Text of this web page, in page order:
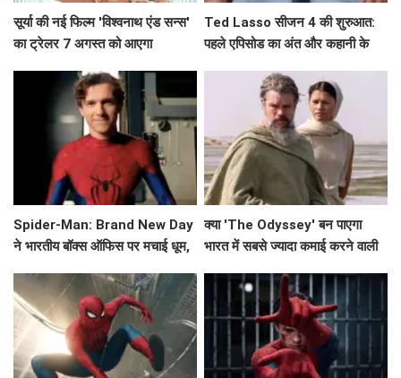
सूर्या की नई फिल्म 'विश्वनाथ एंड सन्स'
का ट्रेलर 7 अगस्त को आएगा
Ted Lasso सीजन 4 की शुरुआत:
पहले एपिसोड का अंत और कहानी के
Spider-Man: Brand New Day
ने भारतीय बॉक्स ऑफिस पर मचाई धूम,
क्या 'The Odyssey' बन पाएगा
भारत में सबसे ज्यादा कमाई करने वाली